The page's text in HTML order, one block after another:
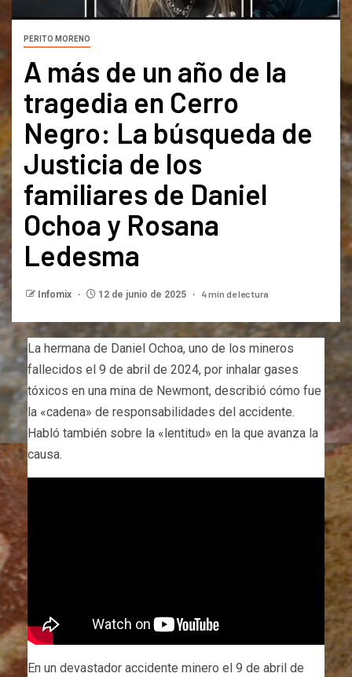
PERITO MORENO
A más de un año de la
tragedia en Cerro
Negro: La búsqueda de
Justicia de los
familiares de Daniel
Ochoa y Rosana
Ledesma
Infomix 12 de junio de 2025 4 min de lectura
La hermana de Daniel Ochoa, uno de los mineros
fallecidos el 9 de abril de 2024, por inhalar gases
tóxicos en una mina de Newmont, describió cómo fue
la «cadena» de responsabilidades del accidente.
Habló también sobre la «lentitud» en la que avanza la
causa.
En un devastador accidente minero el 9 de abril de